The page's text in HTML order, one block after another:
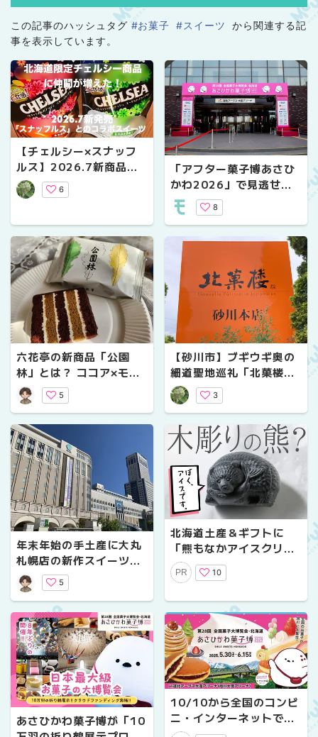
この記事のハッシュタグ#お菓子 #スイーツ
から関連する記
事を表示しています。
【チェルシー×スナッフ
ルス】2026.7新商品
「北海道生食感チェルシ
ーオムレット」｜期間限
6
「アフター菓子博あさひ
かわ2026」で見逃せな
い！スイーツビュッフェ
＆お菓子作りは事前予約
を
8
六花亭の新商品「公園
林」とは？ ココア×モカ
スポンジにチョココーテ
ィングの上品な味わいを
実食レポート
5
【砂川市】ブギウギ奥の
細道聖地巡礼「北菓楼と
北星自工」
3
年末年始の手土産に大丸
札幌店の新作スイーツが
おすすめ！2025-26最
新手土産4選
5
北海道土産＆ギフトに
「熊もなかアイスクリー
ム」新登場！SNS映え必
至の新北海道スイーツが
PR 10
あさひかわ菓子博が「10
10/10から全国のコンビ
ニ・インターネットで前
売券を販売開始！あさひ